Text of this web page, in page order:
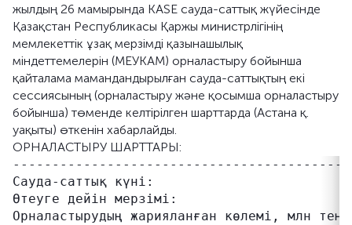
жылдың 26 мамырында KASE сауда-саттық жүйесінде
Қазақстан Республикасы Қаржы министрлігінің
мемлекеттік ұзақ мерзімді қазынашылық
міндеттемелерін (МЕУКАМ) орналастыру бойынша
қайталама мамандандырылған сауда-саттықтың екі
сессиясының (орналастыру және қосымша орналастыру
бойынша) төменде келтірілген шарттарда (Астана қ.
уақыты) өткенін хабарлайды.
ОРНАЛАСТЫРУ ШАРТТАРЫ:
Сауда-саттық күні:
Өтеуге дейін мерзімі:
Орналастырудың жарияланған көлемі, млн